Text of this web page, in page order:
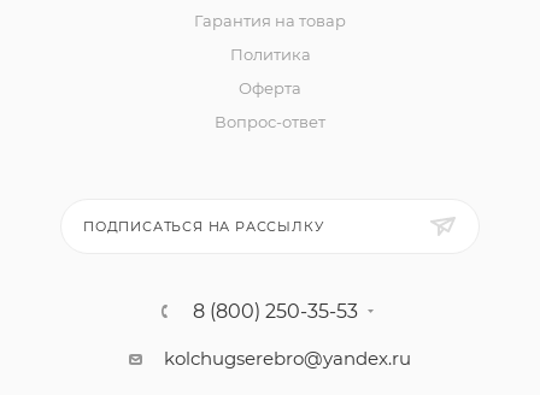
Гарантия на товар
Политика
Оферта
Вопрос-ответ
ПОДПИСАТЬСЯ НА РАССЫЛКУ
8 (800) 250-35-53
kolchugserebro@yandex.ru